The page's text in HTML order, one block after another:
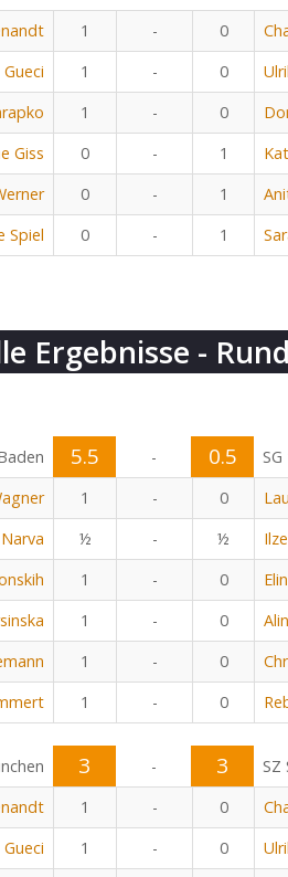
1 - 0
1 - 0
1 - 0
Giss 0 - 1
0 - 1
Spiel 0 - 1
Ergebnisse -
5.5 - 0.5
1 - 0
½ - ½
1 - 0
1 - 0
1 - 0
1 - 0
3 - 3
SZ
1 - 0
1 - 0